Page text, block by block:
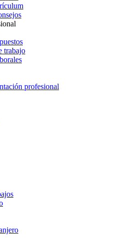
trabajo
profesional